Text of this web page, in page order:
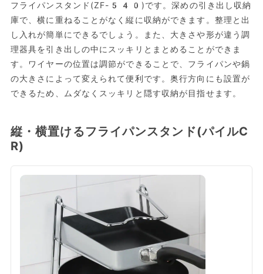
フライパンスタンド(ZF-540)です。深めの引き出し収納
庫で、横に重ねることがなく縦に収納ができます。整理と出
し入れが簡単にできるでしょう。また、大きさや形が違う調
理器具を引き出しの中にスッキリとまとめることができま
す。ワイヤーの位置は調節ができることで、フライパンや鍋
の大きさによって変えられて便利です。奥行方向にも設置が
できるため、ムダなくスッキリと隠す収納が目指せます。
縦・横置けるフライパンスタンド(パイルC
R)